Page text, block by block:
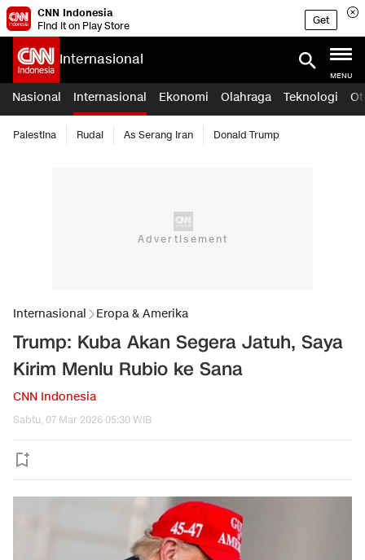
CNN Indonesia
Find it on Play Store
Get
Internasional
MENU
Nasional Internasional Ekonomi Olahraga Teknologi
Palestina Rudal As Serang Iran Donald Trump
Internasional Eropa & Amerika
Trump: Kuba Akan Segera Jatuh, Saya
Kirim Menlu Rubio ke Sana
CNN Indonesia
Sabtu, 07 Mar 2026 05:30 WIB